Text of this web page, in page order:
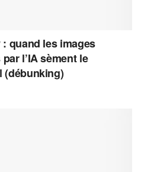
quand les images
l’IA sèment le
(débunking)